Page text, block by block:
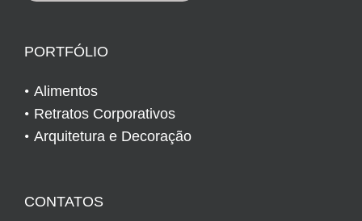
PORTFÓLIO
Alimentos
Retratos Corporativos
Arquitetura e Decoração
CONTATOS